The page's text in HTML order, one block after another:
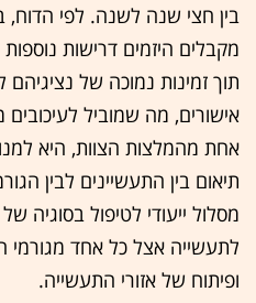
בין חצי שנה לשנה. לפי הדוח,
מקבלים היזמים דרישות
תוך זמינות נמוכה של נציגיהם
אישורים, מה שמוביל
אחת מהמלצות הצוות, היא
תיאום בין התעשיינים לבין
מסלול ייעודי לטיפול בסוגיה
לתעשייה אצל כל אחד מגורמי
ופיתוח של אזורי התעשייה.